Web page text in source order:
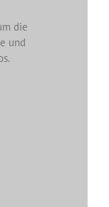
die
und